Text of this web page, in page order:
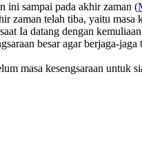
ini sampai pada akhir zaman (
zaman telah tiba, yaitu masa
Ia datang dengan
besar agar berjaga-
masa kesengsaraan